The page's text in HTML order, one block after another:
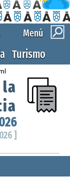
Menú
Turismo
]